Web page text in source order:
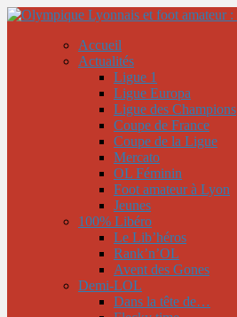
Accueil
Actualités
Ligue 1
Ligue Europa
Ligue des Champions
Coupe de France
Coupe de la Ligue
Mercato
OL Féminin
Foot amateur à Lyon
Jeunes
100% Libéro
Le Lib’héros
Rank’n’OL
Avent des Gones
Demi-LOL
Dans la tête de…